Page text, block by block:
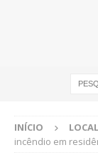
INÍCIO LOCAL
incêndio em